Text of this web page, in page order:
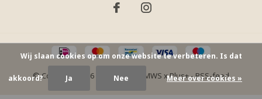
© Copyright 2026 - Theme By DMWS xPlus+-RSS-feed
Wij slaan cookies op om onze website te verbeteren. Is dat
akkoord? Ja Nee Meer over cookies »